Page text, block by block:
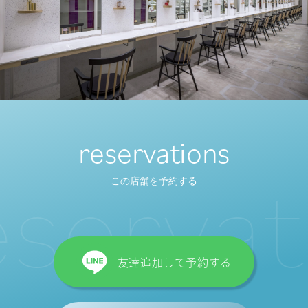
reservations
この店舗を予約する
友達追加して予約する
ervati